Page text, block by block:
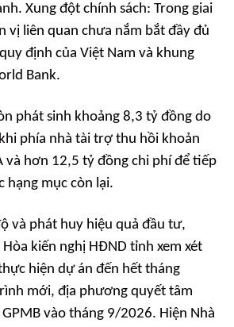
Xung đột chính sách: Trong giai
vị liên quan chưa nắm bắt đầy đủ
định của Việt Nam và khung
Bank.
phát sinh khoảng 8,3 tỷ đồng do
khi phía nhà tài trợ thu hồi khoản
và hơn 12,5 tỷ đồng chi phí để tiếp
hạng mục còn lại.
và phát huy hiệu quả đầu tư,
kiến nghị HĐND tỉnh xem xét
hiện dự án đến hết tháng
mới, địa phương quyết tâm
vào tháng 9/2026. Hiện Nhà